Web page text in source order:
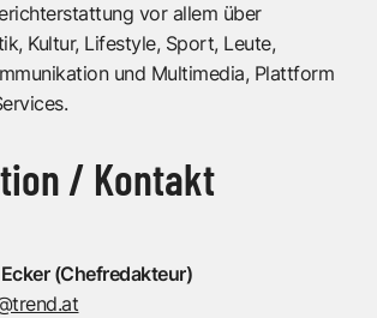
vor allem über
Kultur, Lifestyle, Sport, Leute,
und Multimedia, Plattform
/ Kontakt
(Chefredakteur)